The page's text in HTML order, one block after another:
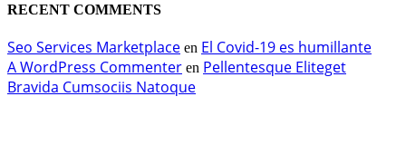
RECENT COMMENTS
Seo Services Marketplace en El Covid-19 es humillante
A WordPress Commenter en Pellentesque Eliteget
Bravida Cumsociis Natoque